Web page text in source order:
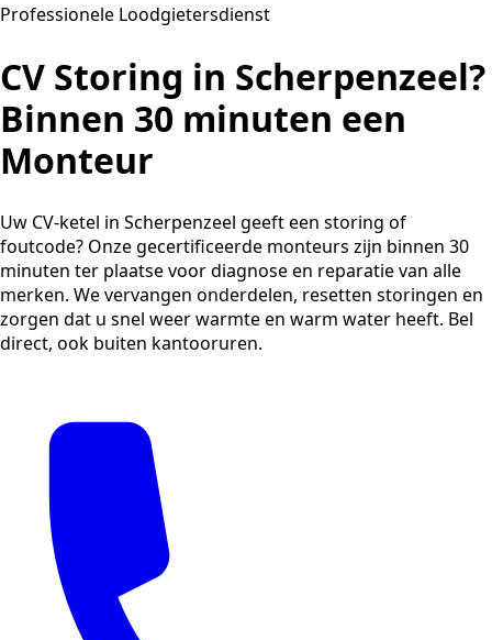
Professionele Loodgietersdienst
CV Storing in Scherpenzeel?
Binnen 30 minuten een
Monteur
Uw CV-ketel in Scherpenzeel geeft een storing of
foutcode? Onze gecertificeerde monteurs zijn binnen 30
minuten ter plaatse voor diagnose en reparatie van alle
merken. We vervangen onderdelen, resetten storingen en
zorgen dat u snel weer warmte en warm water heeft. Bel
direct, ook buiten kantooruren.